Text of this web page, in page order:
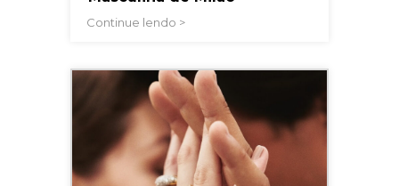
Continue lendo >